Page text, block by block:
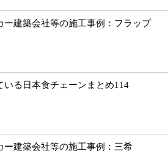
ー建築会社等の施工事例：フラップ
いる日本食チェーンまとめ114
ー建築会社等の施工事例：三希